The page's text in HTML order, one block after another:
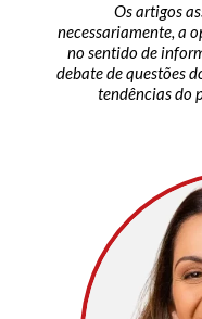
Os artigos
necessariamente, a
no sentido de
debate de questões
tendências do